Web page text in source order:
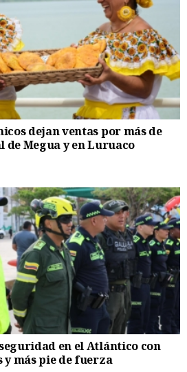
dejan ventas por más de
de Megua y en Luruaco
en el Atlántico con
más pie de fuerza